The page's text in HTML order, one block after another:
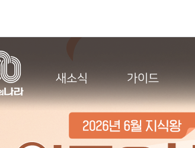
새소식 가이드